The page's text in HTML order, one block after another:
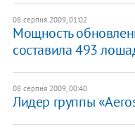
08 серпня 2009, 01:02
Мощность
составила 493
08 серпня 2009, 00:40
Лидер группы